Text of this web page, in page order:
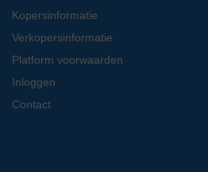
Kopersinformatie
Verkopersinformatie
Platform voorwaarden
Inloggen
Contact